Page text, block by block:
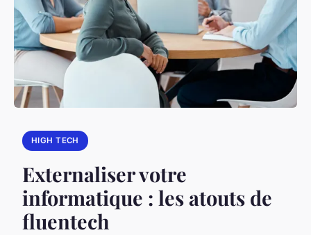
HIGH TECH
Externaliser votre
informatique : les atouts de
fluentech